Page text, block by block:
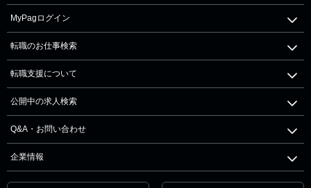
MyPagログイン
転職のお仕事検索
転職支援について
公開中の求人検索
Q&A・お問い合わせ
企業情報